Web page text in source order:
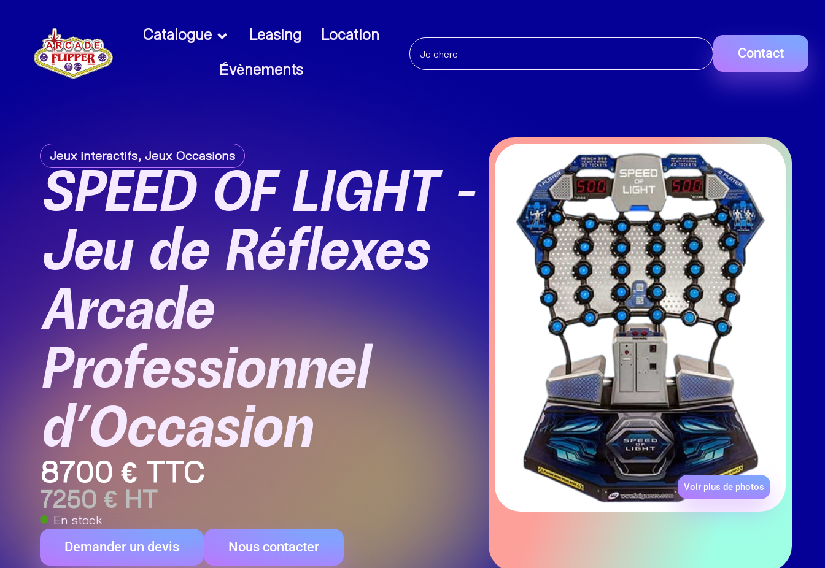
Catalogue Leasing
Location
Évènements
Contact
Jeux interactifs, Jeux Occasions
SPEED OF LIGHT –
Jeu de Réflexes
Arcade
Professionnel
d’Occasion
8700 € TTC
7250 € HT
En stock
Demander un devis Nous contacter
Voir plus de photos